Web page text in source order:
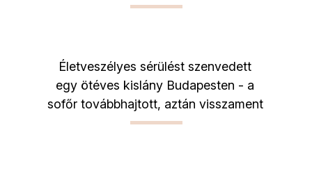
Életveszélyes sérülést szenvedett
egy ötéves kislány Budapesten - a
sofőr továbbhajtott, aztán visszament